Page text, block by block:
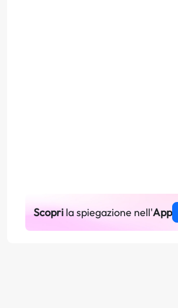
Scoprila spiegazione nell'App